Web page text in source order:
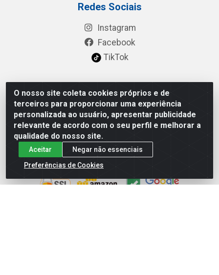
O nosso site coleta cookies próprios e de
terceiros para proporcionar uma experiência
personalizada ao usuário, apresentar publicidade
relevante de acordo com o seu perfil e melhorar a
qualidade do nosso site.
Aceitar
Negar não essenciais
Preferências de Cookies
Redes Sociais
Instagram
Facebook
TikTok
Baixe já nosso APP
Site Seguro